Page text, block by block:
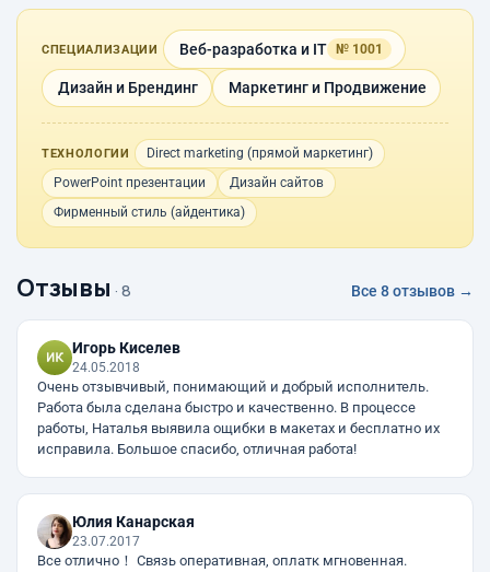
СПЕЦИАЛИЗАЦИИ Веб-разработка и IT № 1001
Дизайн и Брендинг Маркетинг и Продвижение
ТЕХНОЛОГИИ
Direct marketing (прямой маркетинг)
PowerPoint презентации
Дизайн сайтов
Фирменный стиль (айдентика)
Отзывы · 8 Все 8 отзывов →
Игорь Киселев
24.05.2018
Очень отзывчивый, понимающий и добрый исполнитель.
Работа была сделана быстро и качественно. В процессе
работы, Наталья выявила ощибки в макетах и бесплатно их
исправила. Большое спасибо, отличная работа!
Юлия Канарская
23.07.2017
Все отлично！ Связь оперативная, оплатк мгновенная.